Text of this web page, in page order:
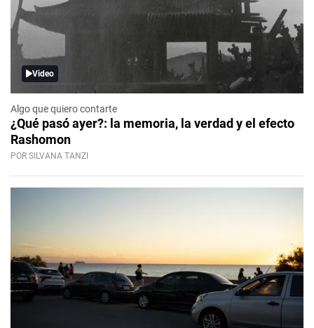
Video
Algo que quiero contarte
¿Qué pasó ayer?: la memoria, la verdad y el efecto
Rashomon
POR SILVANA TANZI